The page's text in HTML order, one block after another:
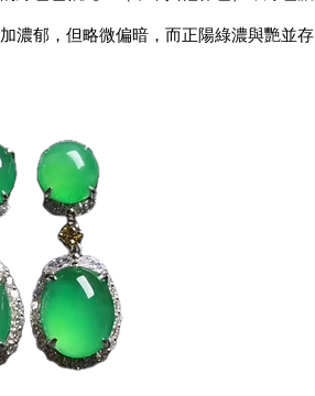
郁，但略微偏暗，而正陽綠濃與艷並存